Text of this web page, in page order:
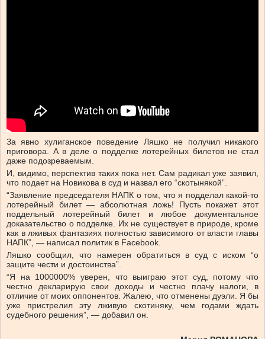
За явно хулиганское поведение Ляшко не получил никакого
приговора. А в деле о подделке лотерейных билетов не стал
даже подозреваемым.
И, видимо, перспектив таких пока нет. Сам радикал уже заявил,
что подает на Новикова в суд и назвал его “скотынякой”.
“Заявление председателя НАПК о том, что я подделал какой-то
лотерейный билет — абсолютная ложь! Пусть покажет этот
поддельный лотерейный билет и любое документальное
доказательство о подделке. Их не существует в природе, кроме
как в лживых фантазиях полностью зависимого от власти главы
НАПК”, — написал политик в Facebook.
Ляшко сообщил, что намерен обратиться в суд с иском “о
защите чести и достоинства”.
“Я на 1000000% уверен, что выиграю этот суд, потому что
честно декларирую свои доходы и честно плачу налоги, в
отличие от моих оппонентов. Жалею, что отменены дуэли. Я бы
уже пристрелил эту лживую скотиняку, чем годами ждать
судебного решения”, — добавил он.